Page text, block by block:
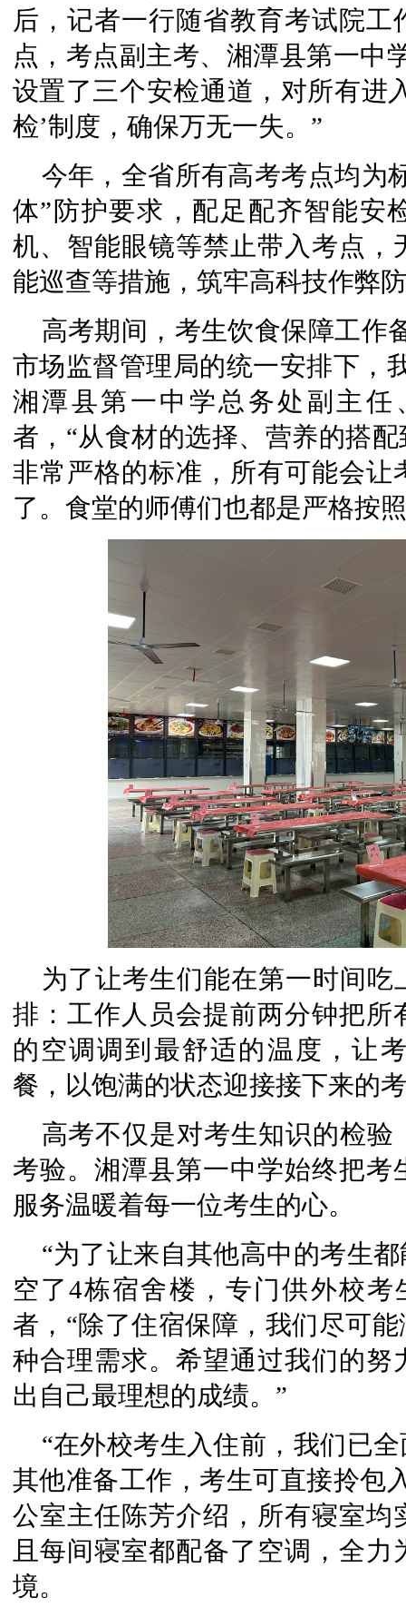
后，记者一行随省教育考试院
点，考点副主考、湘潭县第一中
设置了三个安检通道，对所有进
检’制度，确保万无一失。”
今年，全省所有高考考点均为
体”防护要求，配足配齐智能安
机、智能眼镜等禁止带入考点
能巡查等措施，筑牢高科技作弊
高考期间，考生饮食保障工作
市场监督管理局的统一安排下，
湘潭县第一中学总务处副主
者，“从食材的选择、营养的搭
非常严格的标准，所有可能会
了。食堂的师傅们也都是严格按
为了让考生们能在第一时间
排：工作人员会提前两分钟把
的空调调到最舒适的温度，让
餐，以饱满的状态迎接接下来的
高考不仅是对考生知识的检
考验。湘潭县第一中学始终把
服务温暖着每一位考生的心。
“为了让来自其他高中的考生
空了4栋宿舍楼，专门供外校
者，“除了住宿保障，我们尽可
种合理需求。希望通过我们的
出自己最理想的成绩。”
“在外校考生入住前，我们已
其他准备工作，考生可直接拎包
公室主任陈芳介绍，所有寝室均
且每间寝室都配备了空调，全
境。